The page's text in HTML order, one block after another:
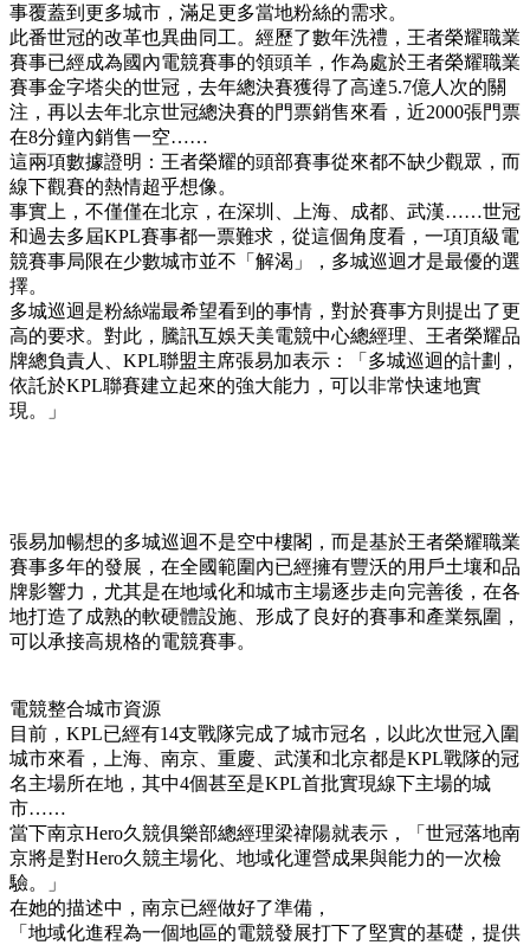
事覆蓋到更多城市，滿足更多當地粉絲的需求。
此番世冠的改革也異曲同工。經歷了數年洗禮，王者榮耀職業
賽事已經成為國內電競賽事的領頭羊，作為處於王者榮耀職業
賽事金字塔尖的世冠，去年總決賽獲得了高達5.7億人次的關
注，再以去年北京世冠總決賽的門票銷售來看，近2000張門票
在8分鐘內銷售一空……
這兩項數據證明：王者榮耀的頭部賽事從來都不缺少觀眾，而
線下觀賽的熱情超乎想像。
事實上，不僅僅在北京，在深圳、上海、成都、武漢……世冠
和過去多屆KPL賽事都一票難求，從這個角度看，一項頂級電
競賽事局限在少數城市並不「解渴」，多城巡迴才是最優的選
擇。
多城巡迴是粉絲端最希望看到的事情，對於賽事方則提出了更
高的要求。對此，騰訊互娛天美電競中心總經理、王者榮耀品
牌總負責人、KPL聯盟主席張易加表示：「多城巡迴的計劃，
依託於KPL聯賽建立起來的強大能力，可以非常快速地實
現。」
張易加暢想的多城巡迴不是空中樓閣，而是基於王者榮耀職業
賽事多年的發展，在全國範圍內已經擁有豐沃的用戶土壤和品
牌影響力，尤其是在地域化和城市主場逐步走向完善後，在各
地打造了成熟的軟硬體設施、形成了良好的賽事和產業氛圍，
可以承接高規格的電競賽事。
電競整合城市資源
目前，KPL已經有14支戰隊完成了城市冠名，以此次世冠入圍
城市來看，上海、南京、重慶、武漢和北京都是KPL戰隊的冠
名主場所在地，其中4個甚至是KPL首批實現線下主場的城
市……
當下南京Hero久競俱樂部總經理梁禕陽就表示，「世冠落地南
京將是對Hero久競主場化、地域化運營成果與能力的一次檢
驗。」
在她的描述中，南京已經做好了準備，
「地域化進程為一個地區的電競發展打下了堅實的基礎，提供